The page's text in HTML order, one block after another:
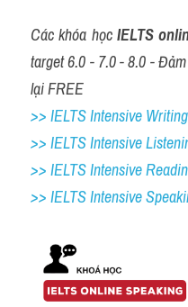
Các khóa học IELTS
target 6.0 - 7.0 - 8.0 -
lại FREE
>> IELTS Intensive
>> IELTS Intensive
>> IELTS Intensive
>> IELTS Intensive